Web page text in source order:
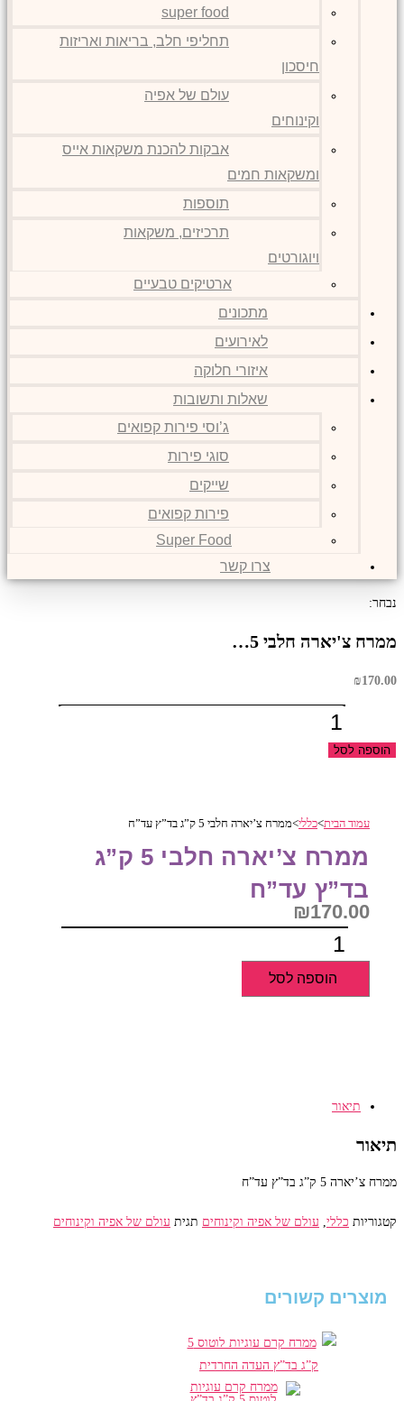
super food
תחליפי חלב, בריאות ואריזות
חיסכון
עולם של אפיה
וקינוחים
אבקות להכנת משקאות אייס
ומשקאות חמים
תוספות
תרכיזים, משקאות
ויוגורטים
ארטיקים טבעיים
מתכונים
לאירועים
איזורי חלוקה
שאלות ותשובות
ג’וסי פירות קפואים
סוגי פירות
שייקים
פירות קפואים
Super Food
צרו קשר
נבחר:
ממרח צ'יארה חלבי 5…
₪ 170.00
כמות
ממרח
5
ק"ג
עד"ח
הוספה לסל
עמוד הבית>כללי>ממרח צ’יארה חלבי 5 ק”ג בד”ץ עד”ח
ממרח צ’יארה חלבי 5 ק”ג
בד”ץ עד”ח
₪170.00
כמות
של
ממרח
הוספה לסל
תיאור
תיאור
ממרח צ’יארה 5 ק”ג בד”ץ עד”ח
קטגוריות כללי, עולם של אפיה וקינוחים תגית עולם של אפיה וקינוחים
מוצרים קשורים